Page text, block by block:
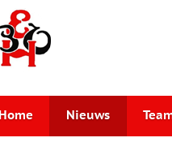
Home Nieuws